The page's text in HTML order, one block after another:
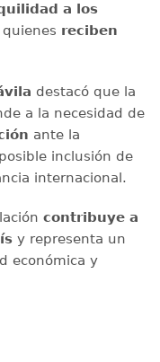
a los
reciben
destacó que la
a la necesidad de
ante la
inclusión de
internacional.
contribuye a
y representa un
económica y